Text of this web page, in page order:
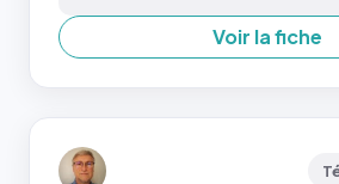
Voir la fiche